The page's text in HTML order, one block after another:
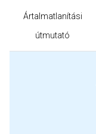
Ártalmatlanítási
útmutató